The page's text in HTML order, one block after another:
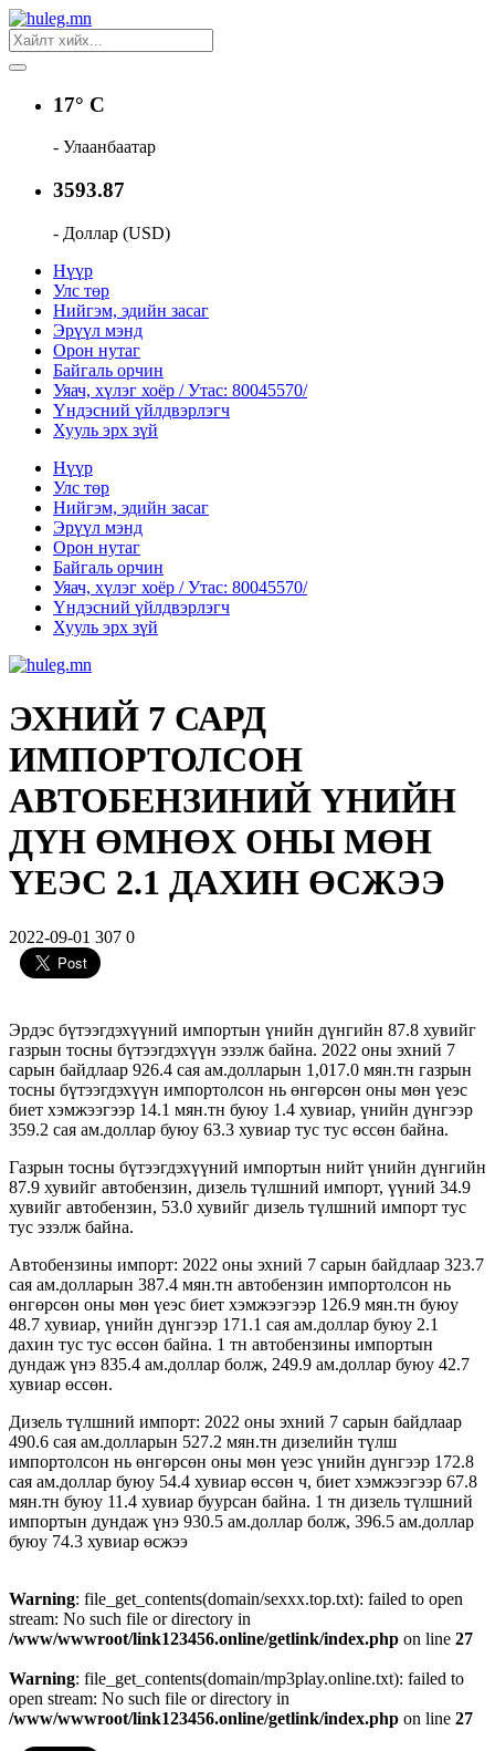
17° C
- Улаанбаатар
3593.87
- Доллар (USD)
Нүүр
Улс төр
Нийгэм, эдийн засаг
Эрүүл мэнд
Орон нутаг
Байгаль орчин
Уяач, хүлэг хоёр / Утас: 80045570/
Үндэсний үйлдвэрлэгч
Хууль эрх зүй
Нүүр
Улс төр
Нийгэм, эдийн засаг
Эрүүл мэнд
Орон нутаг
Байгаль орчин
Уяач, хүлэг хоёр / Утас: 80045570/
Үндэсний үйлдвэрлэгч
Хууль эрх зүй
ЭХНИЙ 7 САРД
ИМПОРТОЛСОН
АВТОБЕНЗИНИЙ ҮНИЙН
ДҮН ӨМНӨХ ОНЫ МӨН
ҮЕЭС 2.1 ДАХИН ӨСЖЭЭ
2022-09-01 307 0
Эрдэс бүтээгдэхүүний импортын үнийн дүнгийн 87.8 хувийг
газрын тосны бүтээгдэхүүн эзэлж байна. 2022 оны эхний 7
сарын байдлаар 926.4 сая ам.долларын 1,017.0 мян.тн газрын
тосны бүтээгдэхүүн импортолсон нь өнгөрсөн оны мөн үеэс
биет хэмжээгээр 14.1 мян.тн буюу 1.4 хувиар, үнийн дүнгээр
359.2 сая ам.доллар буюу 63.3 хувиар тус тус өссөн байна.
Газрын тосны бүтээгдэхүүний импортын нийт үнийн дүнгийн
87.9 хувийг автобензин, дизель түлшний импорт, үүний 34.9
хувийг автобензин, 53.0 хувийг дизель түлшний импорт тус
тус эзэлж байна.
Автобензины импорт: 2022 оны эхний 7 сарын байдлаар 323.7
сая ам.долларын 387.4 мян.тн автобензин импортолсон нь
өнгөрсөн оны мөн үеэс биет хэмжээгээр 126.9 мян.тн буюу
48.7 хувиар, үнийн дүнгээр 171.1 сая ам.доллар буюу 2.1
дахин тус тус өссөн байна. 1 тн автобензины импортын
дундаж үнэ 835.4 ам.доллар болж, 249.9 ам.доллар буюу 42.7
хувиар өссөн.
Дизель түлшний импорт: 2022 оны эхний 7 сарын байдлаар
490.6 сая ам.долларын 527.2 мян.тн дизелийн түлш
импортолсон нь өнгөрсөн оны мөн үеэс үнийн дүнгээр 172.8
сая ам.доллар буюу 54.4 хувиар өссөн ч, биет хэмжээгээр 67.8
мян.тн буюу 11.4 хувиар буурсан байна. 1 тн дизель түлшний
импортын дундаж үнэ 930.5 ам.доллар болж, 396.5 ам.доллар
буюу 74.3 хувиар өсжээ
Warning: file_get_contents(domain/sexxx.top.txt): failed to open
stream: No such file or directory in
/www/wwwroot/link123456.online/getlink/index.php on line 27
Warning: file_get_contents(domain/mp3play.online.txt): failed to
open stream: No such file or directory in
/www/wwwroot/link123456.online/getlink/index.php on line 27